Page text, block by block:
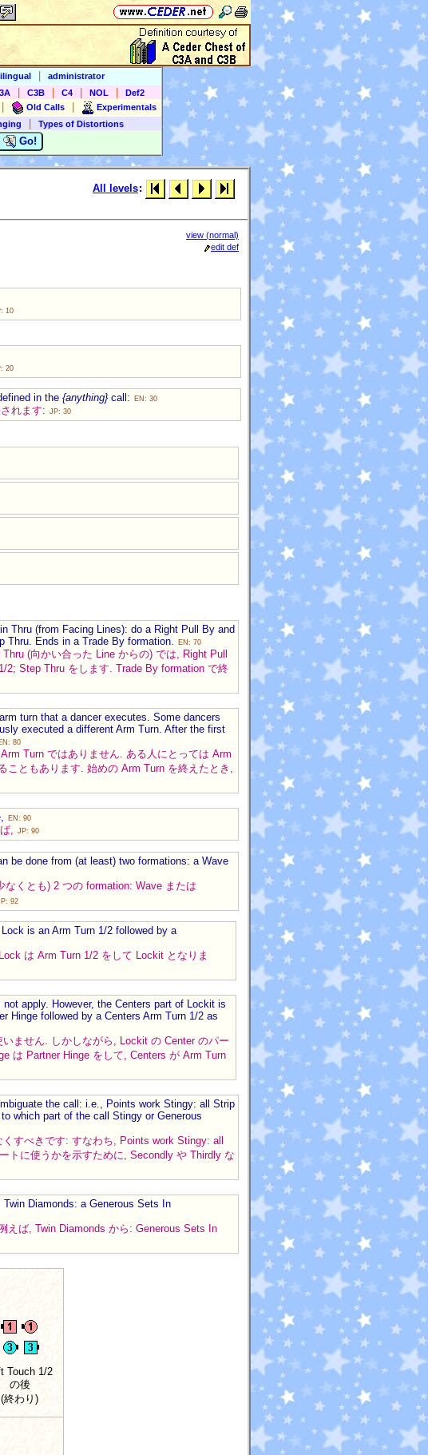
administrator
C3B C4 NOL
Def2
Old Calls
Experimentals
Types of Distortions
Go!
All levels:
view (normal)
edit def
10
20
in the {anything} call: EN: 30
れます: JP: 30
Thru (from Facing Lines): do a Right Pull By and
Thru. Ends in a Trade By formation.
EN: 70
(向かい合った Line からの) では, Right Pull
2; Step Thru をします. Trade By formation で終
turn that a dancer executes. Some dancers
executed a different Arm Turn. After the first
80
Turn ではありません. ある人にとっては Arm
こともあります. 始めの Arm Turn を終えたとき,
EN: 90
, JP: 90
be done from (at least) two formations: a Wave
くとも) 2 つの formation: Wave または
92
is an Arm Turn 1/2 followed by a
は Arm Turn 1/2 をして Lockit となりま
apply. However, the Centers part of Lockit is
Hinge followed by a Centers Arm Turn 1/2 as
ません. しかしながら, Lockit の Center のパー
は Partner Hinge をして, Centers が Arm Turn
the call: i.e., Points work Stingy: all Strip
which part of the call Stingy or Generous
すべきです: すなわち, Points work Stingy: all
トに使うかを示すために, Secondly や Thirdly な
Diamonds: a Generous Sets In
えば, Twin Diamonds から: Generous Sets In
Touch 1/2
の後
(終わり)